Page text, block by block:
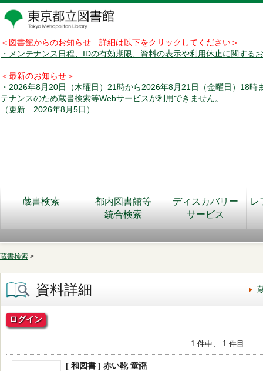
＜図書館からのお知らせ 詳細は以下をクリックしてください＞
・メンテナンス日程、IDの有効期限、資料の表示や利用休止に関する
＜最新のお知らせ＞
・2026年8月20日（木曜日）21時から2026年8月21日（金曜日）18時
テナンスのため蔵書検索等Webサービスが利用できません。
（更新 2026年8月5日）
蔵書検索
都内図書館等
統合検索
ディスカバリー
サービス
レ
蔵書検索 >
資料詳細
ログイン
1 件中、 1 件目
[ 和図書 ] 赤い靴 童謡